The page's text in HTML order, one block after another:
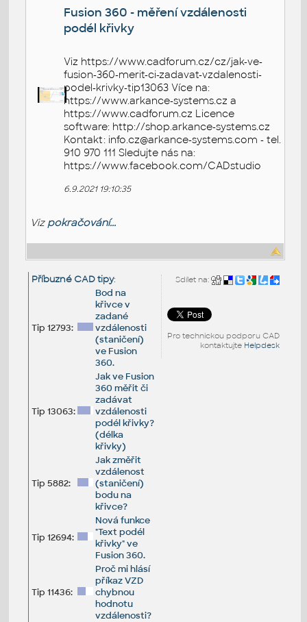
Fusion 360 - měření vzdálenosti
podél křivky
Viz https://www.cadforum.cz/cz/jak-ve-
fusion-360-merit-ci-zadavat-vzdalenosti-
podel-krivky-tip13063 Více na:
https://www.arkance-systems.cz a
https://www.cadforum.cz Licence
software: http://shop.arkance-systems.cz
Kontakt: info.cz@arkance-systems.com - tel.
910 970 111 Sledujte nás na:
https://www.facebook.com/CADstudio
6.9.2021 19:10:35
Viz pokračování...
Sdílet na:
Pro technickou podporu CAD
kontaktujte Helpdesk
Příbuzné CAD tipy:
Tip 12793:
Bod na
křivce v
zadané
vzdálenosti
(staničení)
ve Fusion
360.
Tip 13063:
Jak ve Fusion
360 měřit či
zadávat
vzdálenosti
podél křivky?
(délka
křivky)
Tip 5882:
Jak změřit
vzdálenost
(staničení)
bodu na
křivce?
Tip 12694:
Nová funkce
"Text podél
křivky" ve
Fusion 360.
Tip 11436:
Proč mi hlásí
příkaz VZD
chybnou
hodnotu
vzdálenosti?